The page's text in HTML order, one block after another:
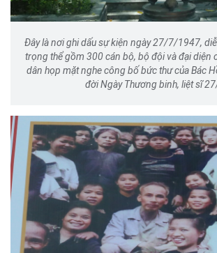
Đây là nơi ghi dấu sự kiện ngày 27/7/1947,
trọng thể gồm 300 cán bộ, bộ đội và đại diện
dân họp mặt nghe công bố bức thư của Bác
đời Ngày Thương binh, liệt sĩ